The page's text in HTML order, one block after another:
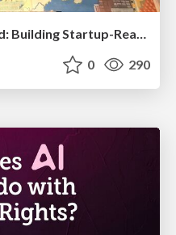
From Legacy to Launchpad: Building Startup-Ready Communities
0 290